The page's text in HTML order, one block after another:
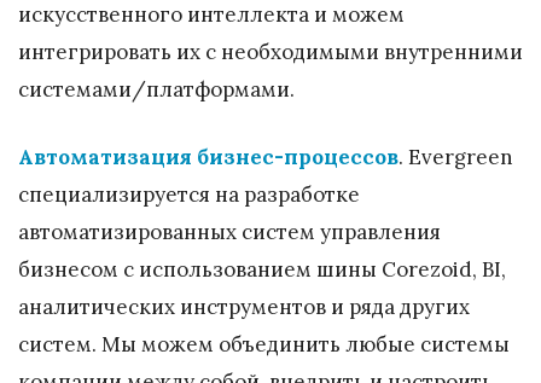
искусственного интеллекта и можем
интегрировать их с необходимыми внутренними
системами/платформами.
Автоматизация бизнес-процессов. Evergreen
специализируется на разработке
автоматизированных систем управления
бизнесом с использованием шины Corezoid, BI,
аналитических инструментов и ряда других
систем. Мы можем объединить любые системы